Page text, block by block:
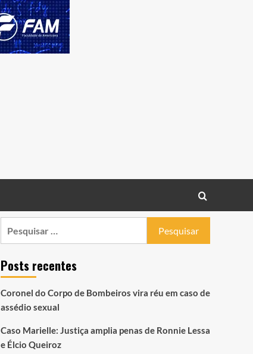
Posts recentes
Coronel do Corpo de Bombeiros vira réu em caso de
assédio sexual
Caso Marielle: Justiça amplia penas de Ronnie Lessa
e Élcio Queiroz